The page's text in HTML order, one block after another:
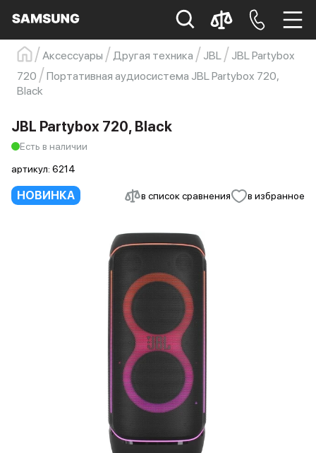
Samsung Смартфон s23
s23 ultra
Galaxy S22
Аксессуары Другая техника JBL
JBL Partybox
720
Портативная аудиосистема JBL Partybox 720,
Black
НОВИНКА в список сравнения в избранное
JBL Partybox 720, Black
Есть в наличии
артикул: 6214